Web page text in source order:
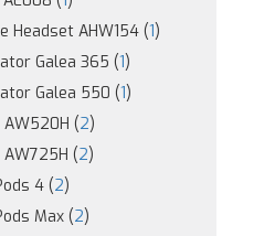
Headset AHW154 (1)
Galea 365 (1)
Galea 550 (1)
(2)
(2)
4 (2)
Max (2)